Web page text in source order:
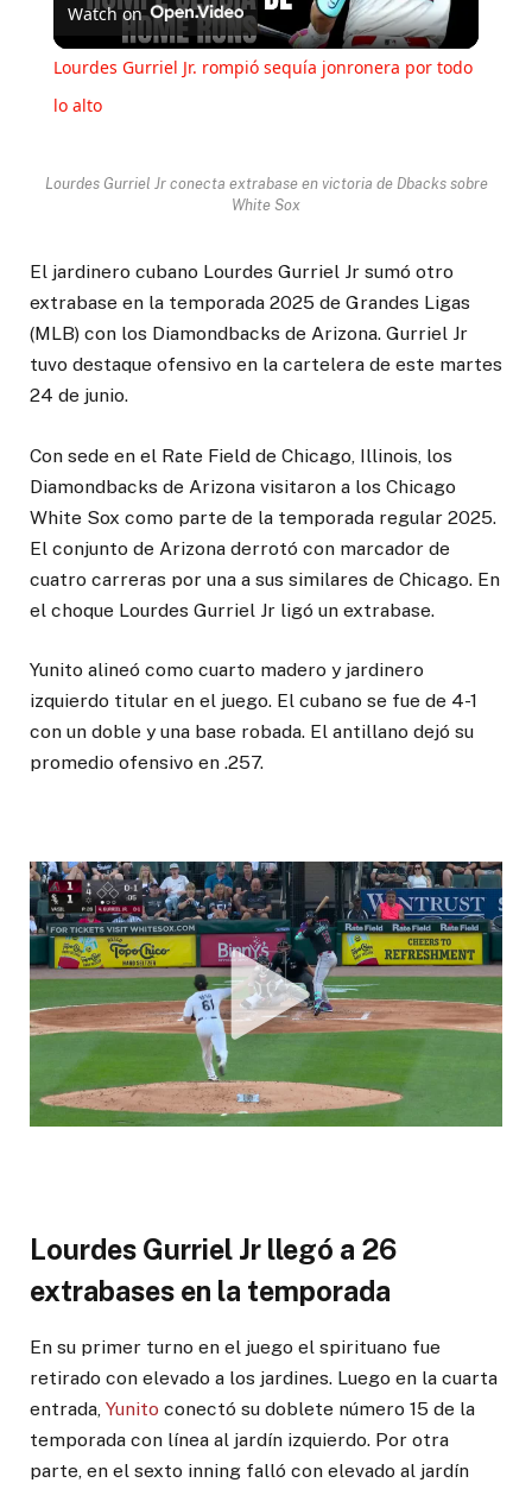
Video
Watch on
Lourdes Gurriel Jr. rompió sequía jonronera por todo
lo alto
Lourdes Gurriel Jr conecta extrabase en victoria de Dbacks sobre
White Sox
El jardinero cubano Lourdes Gurriel Jr sumó otro
extrabase en la temporada 2025 de Grandes Ligas
(MLB) con los Diamondbacks de Arizona. Gurriel Jr
tuvo destaque ofensivo en la cartelera de este martes
24 de junio.
Con sede en el Rate Field de Chicago, Illinois, los
Diamondbacks de Arizona visitaron a los Chicago
White Sox como parte de la temporada regular 2025.
El conjunto de Arizona derrotó con marcador de
cuatro carreras por una a sus similares de Chicago. En
el choque Lourdes Gurriel Jr ligó un extrabase.
Yunito alineó como cuarto madero y jardinero
izquierdo titular en el juego. El cubano se fue de 4-1
con un doble y una base robada. El antillano dejó su
promedio ofensivo en .257.
Lourdes Gurriel Jr llegó a 26
extrabases en la temporada
En su primer turno en el juego el spirituano fue
retirado con elevado a los jardines. Luego en la cuarta
entrada, Yunito conectó su doblete número 15 de la
temporada con línea al jardín izquierdo. Por otra
parte, en el sexto inning falló con elevado al jardín